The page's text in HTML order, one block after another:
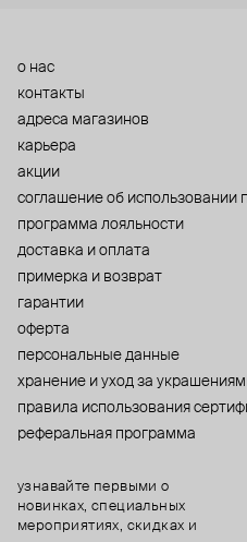
о нас
контакты
адреса магазинов
карьера
акции
cоглашение об использовании
программа лояльности
доставка и оплата
примерка и возврат
гарантии
оферта
персональные данные
хранение и уход за
правила использования
реферальная программа
узнавайте первыми о
новинках, специальных
мероприятиях, скидках и